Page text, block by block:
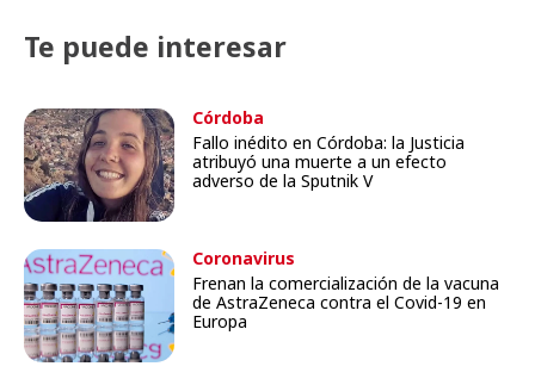
Te puede interesar
Córdoba
Fallo inédito en Córdoba: la Justicia
atribuyó una muerte a un efecto
adverso de la Sputnik V
Coronavirus
Frenan la comercialización de la vacuna
de AstraZeneca contra el Covid-19 en
Europa